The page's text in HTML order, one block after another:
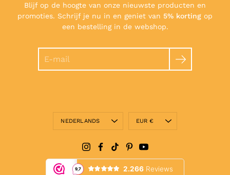
Blijf op de hoogte van onze nieuwste producten en
promoties. Schrijf je nu in en geniet van 5% korting op
een bestelling in de webshop.
Taal
NEDERLANDS Valuta
EUR €